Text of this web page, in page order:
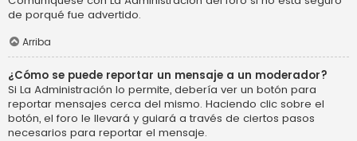
de porqué fue advertido.
Arriba
¿Cómo se puede reportar un mensaje a un moderador?
Si La Administración lo permite, debería ver un botón para
reportar mensajes cerca del mismo. Haciendo clic sobre el
botón, el foro le llevará y guiará a través de ciertos pasos
necesarios para reportar el mensaje.